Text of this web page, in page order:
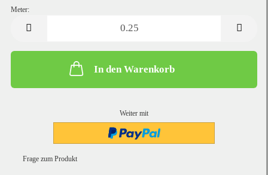
Meter:
In den Warenkorb
Weiter mit
Frage zum Produkt